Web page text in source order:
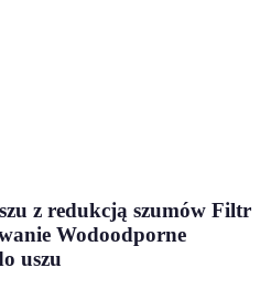
z redukcją szumów Filtr
Wodoodporne
uszu